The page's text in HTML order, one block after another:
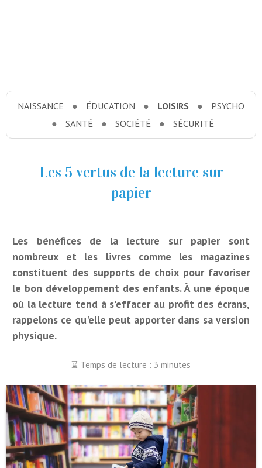
NAISSANCE ÉDUCATION LOISIRS
PSYCHO
SANTÉ
SOCIÉTÉ SÉCURITÉ
Les 5 vertus de la lecture sur
papier
Les bénéfices de la lecture sur papier sont
nombreux et les livres comme les magazines
constituent des supports de choix pour favoriser
le bon développement des enfants. À une époque
où la lecture tend à s'effacer au profit des écrans,
rappelons ce qu'elle peut apporter dans sa version
physique.
Temps de lecture : 3 minutes